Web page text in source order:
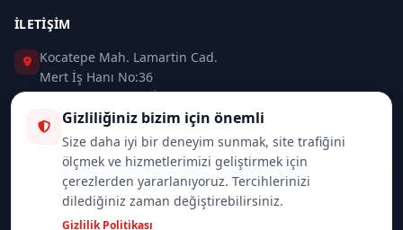
İLETIŞIM
Kocatepe Mah. Lamartin Cad.
Mert İş Hanı No:36
Taksim / Beyoğlu / İSTANBUL
0 (212) 235 37 83
0 (532) 418 08 46
info@merttrade.com
Gizliliğiniz bizim için önemli
Size daha iyi bir deneyim sunmak, site trafiğini
ölçmek ve hizmetlerimizi geliştirmek için
çerezlerden yararlanıyoruz. Tercihlerinizi
dilediğiniz zaman değiştirebilirsiniz.
Gizlilik Politikası